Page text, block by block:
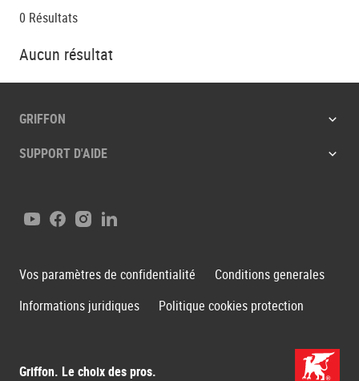
0 Résultats
Aucun résultat
GRIFFON
SUPPORT D'AIDE
Griffon. Le choix des pros.
YoutubeFacebook
Instagram
LinkedIn
Vos paramètres de confidentialité
Conditions generales
Informations juridiques
Politique cookies protection